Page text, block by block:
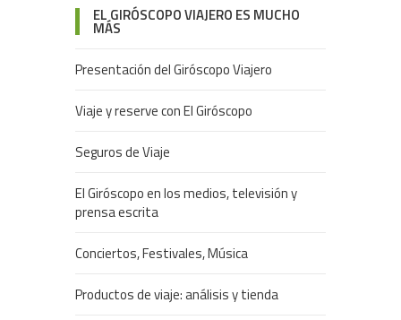
EL GIRÓSCOPO VIAJERO ES MUCHO
MÁS
Presentación del Giróscopo Viajero
Viaje y reserve con El Giróscopo
Seguros de Viaje
El Giróscopo en los medios, televisión y
prensa escrita
Conciertos, Festivales, Música
Productos de viaje: análisis y tienda